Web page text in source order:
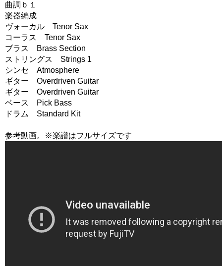
曲調ｂ１
楽器編成
ヴォーカル Tenor Sax
コーラス Tenor Sax
ブラス Brass Section
ストリングス Strings 1
シンセ Atmosphere
ギター Overdriven Guitar
ギター Overdriven Guitar
ベース Pick Bass
ドラム Standard Kit
参考動画。※楽譜はフルサイズです